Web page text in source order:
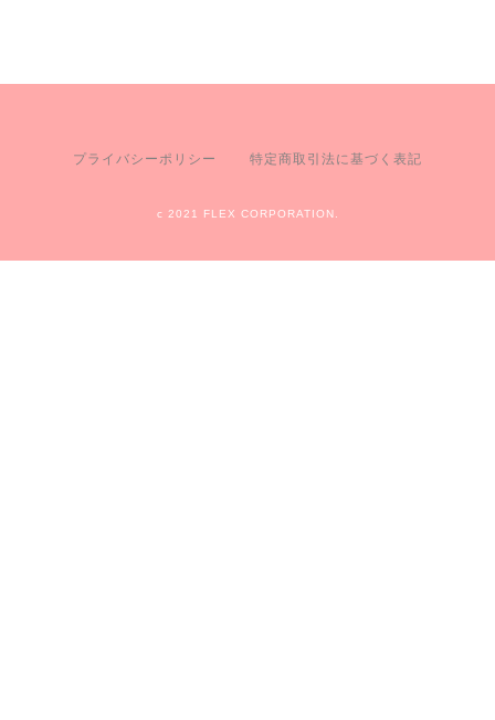
プライバシーポリシー 特定商取引法に基づく表記
c 2021 FLEX CORPORATION.